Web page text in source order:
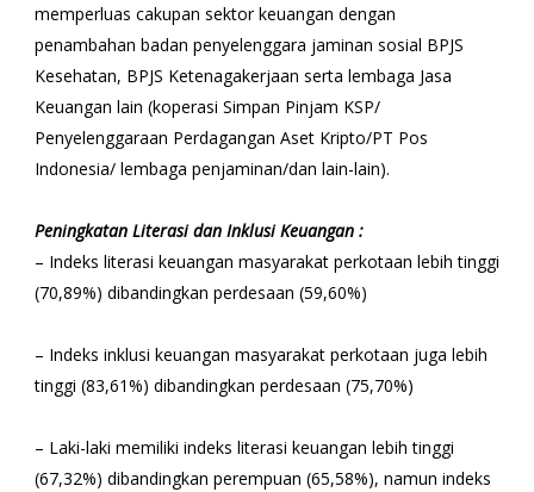
memperluas cakupan sektor keuangan dengan
penambahan badan penyelenggara jaminan sosial BPJS
Kesehatan, BPJS Ketenagakerjaan serta lembaga Jasa
Keuangan lain (koperasi Simpan Pinjam KSP/
Penyelenggaraan Perdagangan Aset Kripto/PT Pos
Indonesia/ lembaga penjaminan/dan lain-lain).
Peningkatan Literasi dan Inklusi Keuangan :
– Indeks literasi keuangan masyarakat perkotaan lebih tinggi
(70,89%) dibandingkan perdesaan (59,60%)
– Indeks inklusi keuangan masyarakat perkotaan juga lebih
tinggi (83,61%) dibandingkan perdesaan (75,70%)
– Laki-laki memiliki indeks literasi keuangan lebih tinggi
(67,32%) dibandingkan perempuan (65,58%), namun indeks